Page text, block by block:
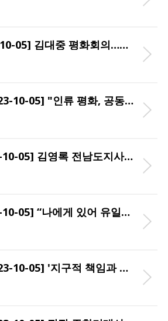
[kbc광주/2023-10-05] 김대중 평화회의…지구적 책임·지구적 평화 본격 논의
[오마이뉴스/2023-10-05] "인류 평화, 공동 번영 위해 함께 나아가자" '2014 노벨평화상 수상' 인도 아동권리 운동가, 김대중평화회의서 "국제기구 각성 촉구"
[서울경제/2023-10-05] 김영록 전남도지사 "전라도 정신·김대중 평화주의로 위기 극복하자"
[경향신문/2023-10-05] “나에게 있어 유일한 영웅은 국민”…김대중평화회의 개막, ‘지구적 위기’ 해법 모색
[오마이뉴스/2023-10-05] '지구적 책임과 평화' 2023 김대중평화회의 개막